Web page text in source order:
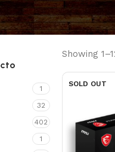
1
32
402
1
Showing
SOLD OUT